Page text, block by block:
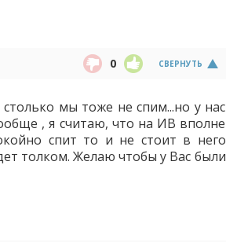
СВЕРНУТЬ
0
мы тоже не спим...но у нас
, я считаю, что на ИВ вполне
спит то и не стоит в него
толком. Желаю чтобы у Вас были